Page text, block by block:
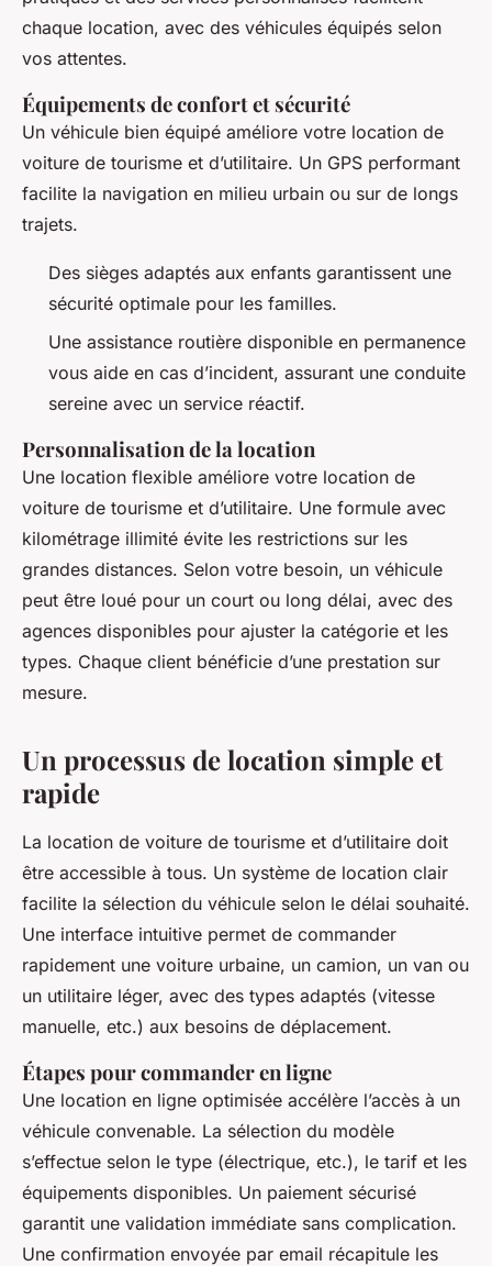
chaque location, avec des véhicules équipés selon
vos attentes.
Équipements de confort et sécurité
Un véhicule bien équipé améliore votre location de
voiture de tourisme et d’utilitaire. Un GPS performant
facilite la navigation en milieu urbain ou sur de longs
trajets.
Des sièges adaptés aux enfants garantissent une
sécurité optimale pour les familles.
Une assistance routière disponible en permanence
vous aide en cas d’incident, assurant une conduite
sereine avec un service réactif.
Personnalisation de la location
Une location flexible améliore votre location de
voiture de tourisme et d’utilitaire. Une formule avec
kilométrage illimité évite les restrictions sur les
grandes distances. Selon votre besoin, un véhicule
peut être loué pour un court ou long délai, avec des
agences disponibles pour ajuster la catégorie et les
types. Chaque client bénéficie d’une prestation sur
mesure.
Un processus de location simple et
rapide
La location de voiture de tourisme et d’utilitaire doit
être accessible à tous. Un système de location clair
facilite la sélection du véhicule selon le délai souhaité.
Une interface intuitive permet de commander
rapidement une voiture urbaine, un camion, un van ou
un utilitaire léger, avec des types adaptés (vitesse
manuelle, etc.) aux besoins de déplacement.
Étapes pour commander en ligne
Une location en ligne optimisée accélère l’accès à un
véhicule convenable. La sélection du modèle
s’effectue selon le type (électrique, etc.), le tarif et les
équipements disponibles. Un paiement sécurisé
garantit une validation immédiate sans complication.
Une confirmation envoyée par email récapitule les